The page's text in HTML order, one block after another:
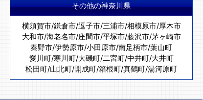
その他の神奈川県
横須賀市/鎌倉市/逗子市/三浦市/相模原市/厚木市
大和市/海老名市/座間市/平塚市/藤沢市/茅ヶ崎市
秦野市/伊勢原市/小田原市/南足柄市/葉山町
愛川町/寒川町/大磯町/二宮町/中井町/大井町
松田町/山北町/開成町/箱根町/真鶴町/湯河原町